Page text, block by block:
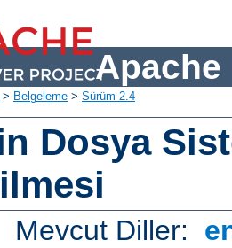
Apache
> Belgeleme > Sürüm 2.4
Dosya
Mevcut Diller: